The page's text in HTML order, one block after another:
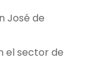
José de
el sector de